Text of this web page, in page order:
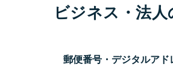
ビジネス・法
郵便番号・デジタルアド